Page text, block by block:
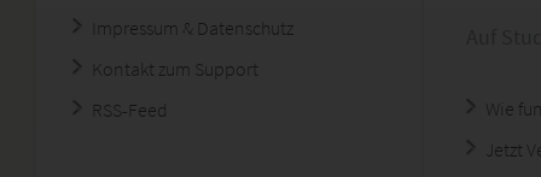
Impressum & Datenschutz
Kontakt zum Support
RSS-Feed
Wie
Jetzt